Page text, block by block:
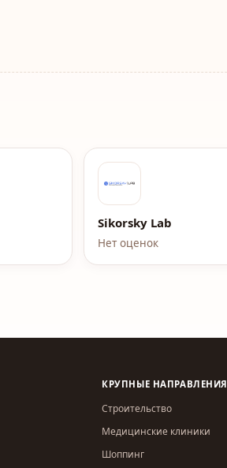
Sikorsky Lab
Нет оценок
КРУПНЫЕ НАПРАВЛЕНИЯ
Строительство
Медицинские клиники
Шоппинг